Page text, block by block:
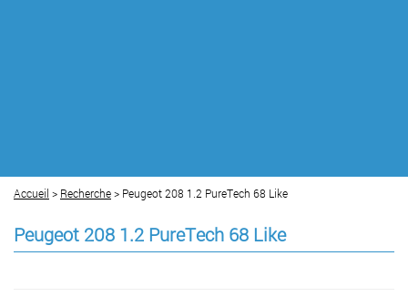
Accueil > Recherche> Peugeot 208 1.2 PureTech 68 Like
Peugeot 208 1.2 PureTech 68 Like